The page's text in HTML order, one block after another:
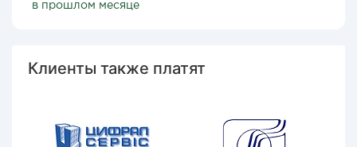
в прошлом месяце
Клиенты также платят